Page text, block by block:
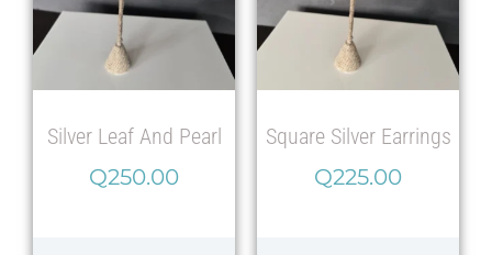
Silver Leaf And Pearl
Q250.00
Square Silver Earrings
Q225.00